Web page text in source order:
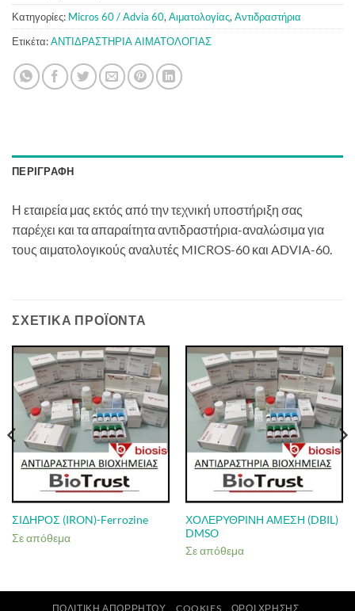
Κατηγορίες: Micros 60 / Advia 60, Αιματολογίας, Αντιδραστήρια
Ετικέτα:ΑΝΤΙΔΡΑΣΤΗΡΙΑ ΑΙΜΑΤΟΛΟΓΙΑΣ
ΠΕΡΙΓΡΑΦΉ
Η εταιρεία μας εκτός από την τεχνική υποστήριξη σας
παρέχει και τα απαραίτητα αντιδραστήρια-αναλώσιμα για
τους αιματολογικούς αναλυτές MICROS-60 και ADVIA-60.
ΣΧΕΤΙΚΆ ΠΡΟΪΌΝΤΑ
ΣΙΔΗΡΟΣ (IRON)-Ferrozine
Σε απόθεμα
ΧΟΛΕΡΥΘΡΙΝΗ ΑΜΕΣΗ (DBIL)
DMSO
Σε απόθεμα
ΠΟΛΙΤΙΚΉ ΑΠΟΡΡΉΤΟΥ COOKIES ΌΡΟΙ ΧΡΉΣΗΣ